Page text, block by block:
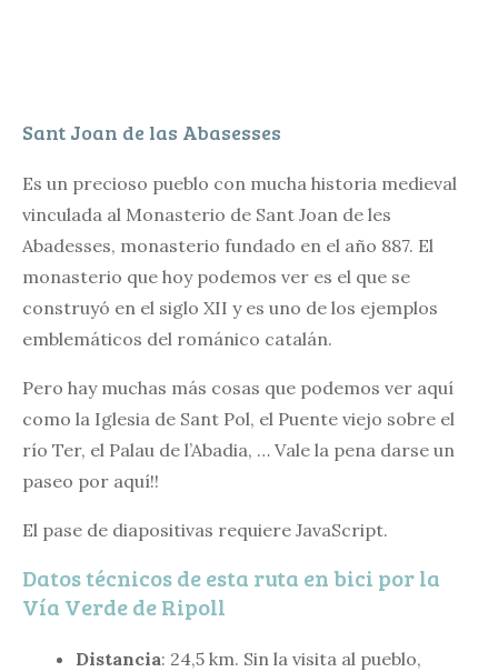
Sant Joan de las Abasesses
Es un precioso pueblo con mucha historia medieval
vinculada al Monasterio de Sant Joan de les
Abadesses, monasterio fundado en el año 887. El
monasterio que hoy podemos ver es el que se
construyó en el siglo XII y es uno de los ejemplos
emblemáticos del románico catalán.
Pero hay muchas más cosas que podemos ver aquí
como la Iglesia de Sant Pol, el Puente viejo sobre el
río Ter, el Palau de l’Abadia, … Vale la pena darse un
paseo por aquí!!
El pase de diapositivas requiere JavaScript.
Datos técnicos de esta ruta en bici por la
Vía Verde de Ripoll
Distancia: 24,5 km. Sin la visita al pueblo,